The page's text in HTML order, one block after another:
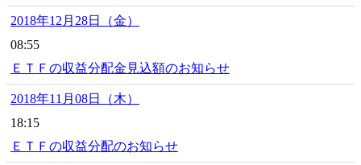
2018年12月28日（金）
08:55
ＥＴＦの収益分配金見込額のお知らせ
2018年11月08日（木）
18:15
ＥＴＦの収益分配のお知らせ